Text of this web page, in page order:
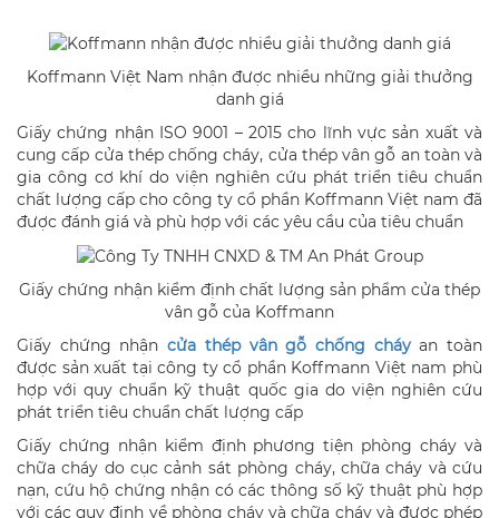
Koffmann Việt Nam nhận được nhiều những giải thưởng
danh giá
Giấy chứng nhận ISO 9001 – 2015 cho lĩnh vực sản xuất và
cung cấp cửa thép chống cháy, cửa thép vân gỗ an toàn và
gia công cơ khí do viện nghiên cứu phát triển tiêu chuẩn
chất lượng cấp cho công ty cổ phần Koffmann Việt nam đã
được đánh giá và phù hợp với các yêu cầu của tiêu chuẩn
Giấy chứng nhận kiểm định chất lượng sản phẩm cửa thép
vân gỗ của Koffmann
Giấy chứng nhậncửa thép vân gỗ chống cháyan toàn
được sản xuất tại công ty cổ phần Koffmann Việt nam phù
hợp với quy chuẩn kỹ thuật quốc gia do viện nghiên cứu
phát triển tiêu chuẩn chất lượng cấp
Giấy chứng nhận kiểm định phương tiện phòng cháy và
chữa cháy do cục cảnh sát phòng cháy, chữa cháy và cứu
nạn, cứu hộ chứng nhận có các thông số kỹ thuật phù hợp
với các quy định về phòng cháy và chữa cháy và được phép